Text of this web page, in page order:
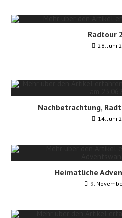
Radtour
28. Juni
Nachbetrachtung,
14. Juni
Heimatliche
9.